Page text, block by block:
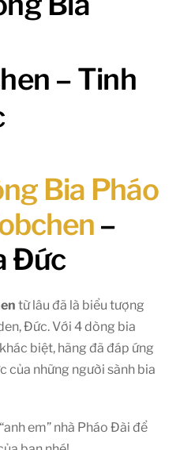
– Tinh
Bia Pháo
–
Đức
từ lâu đã là biểu tượng
Đức. Với 4 dòng bia
biệt, hãng đã đáp ứng
của những người sành bia
em” nhà Pháo Đài để